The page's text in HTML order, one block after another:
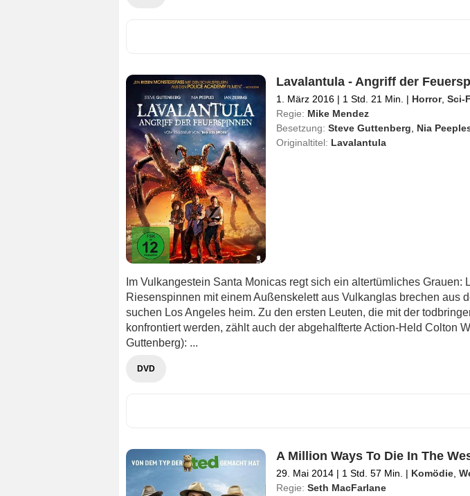
Lavalantula - Angriff der
1. März 2016 | 1 Std. 21 Min. | Horror, Sci-
Regie: Mike Mendez
Besetzung: Steve Guttenberg Nia
Originaltitel: Lavalantula
Im Vulkangestein Santa Monicas regt sich ein altertümliches Grauen:
Riesenspinnen mit einem Außenskelett aus Vulkanglas brechen aus
suchen Los Angeles heim. Zu den ersten Leuten, die mit der
konfrontiert werden, zählt auch der abgehalfterte Action-Held Colton
Guttenberg): ...
DVD
A Million Ways To Die In The
29. Mai 2014 | 1 Std. 57 Min. | Komödie,
Regie: Seth MacFarlane